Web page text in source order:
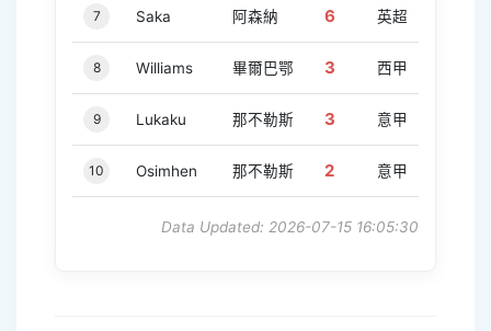
7 Saka 阿森納 6 英超
8 Williams 畢爾巴鄂 3 西甲
9 Lukaku 那不勒斯 3 意甲
10 Osimhen 那不勒斯 2 意甲
Data Updated: 2026-07-15 16:05:30